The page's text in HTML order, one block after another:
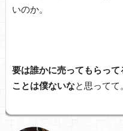
いのか。
要は誰かに売ってもらって
ことは僕ないなと思ってて。